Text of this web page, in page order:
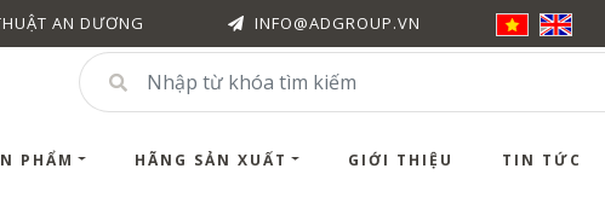
AN DƯƠNG INFO@ADGROUP.VN
PHẨM HÃNG SẢN XUẤT GIỚI THIỆU TIN TỨC